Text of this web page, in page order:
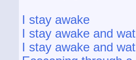
I stay awake
I stay awake and
I stay awake and